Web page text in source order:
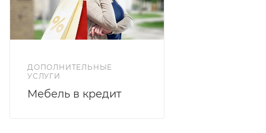
ДОПОЛНИТЕЛЬНЫЕ
УСЛУГИ
Мебель в кредит